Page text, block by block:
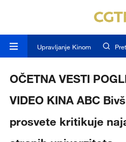
Upravljanje Kinom
OČETNA VESTI
VIDEO KINA ABC
prosvete kritikuje